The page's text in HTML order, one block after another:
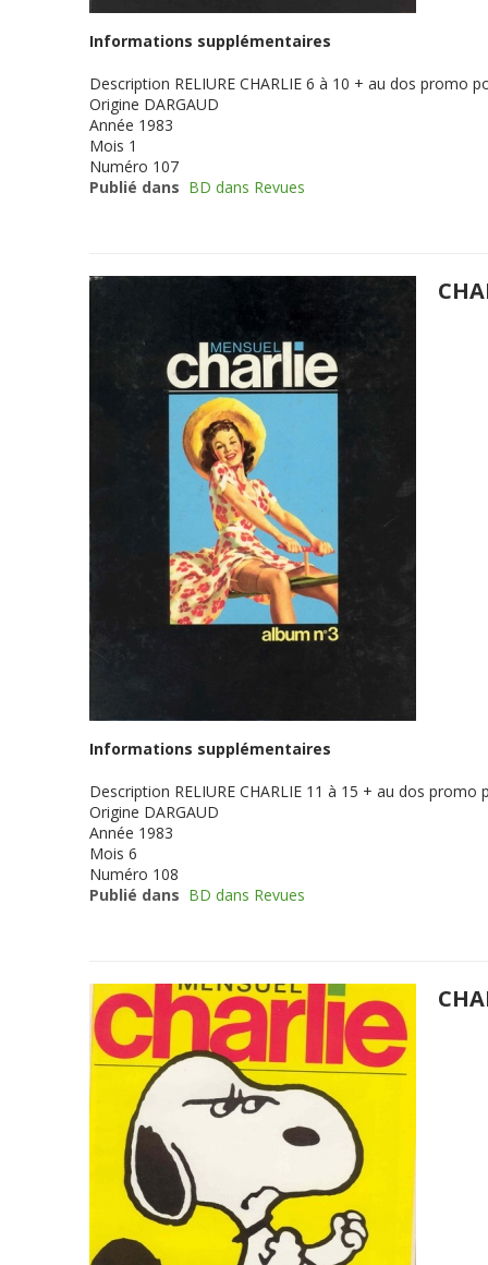
Informations supplémentaires
Description RELIURE CHARLIE 6 à 10 + au dos promo
Origine DARGAUD
Année 1983
Mois 1
Numéro 107
Publié dans BD dans Revues
Informations supplémentaires
Description RELIURE CHARLIE 11 à 15 + au dos promo
Origine DARGAUD
Année 1983
Mois 6
Numéro 108
Publié dans BD dans Revues